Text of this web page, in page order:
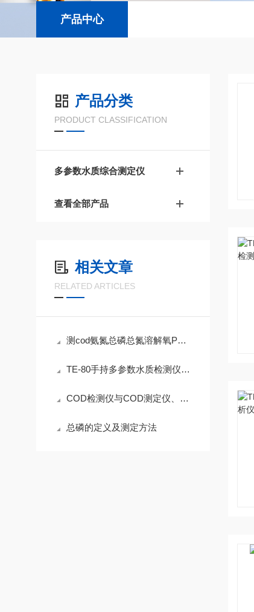
产品中心
产品分类
PRODUCT CLASSIFICATION
多参数水质综合测定仪
查看全部产品
相关文章
RELATED ARTICLES
测cod氨氮总磷总氮溶解氧PH的仪器正常显示范围是多少？
TE-80手持多参数水质检测仪：定制检测，全面守护每一滴水
COD检测仪与COD测定仪、COD分析仪有什么区别
总磷的定义及测定方法